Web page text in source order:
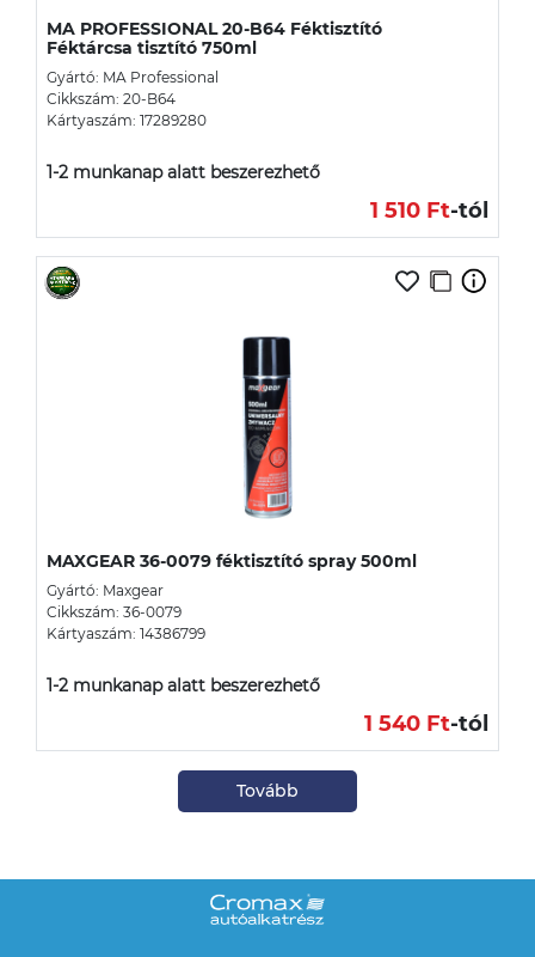
MA PROFESSIONAL 20-B64 Féktisztító
Féktárcsa tisztító 750ml
Gyártó: MA Professional
Cikkszám: 20-B64
Kártyaszám: 17289280
1-2 munkanap alatt beszerezhető
1 510 Ft-tól
MAXGEAR 36-0079 féktisztító spray 500ml
Gyártó: Maxgear
Cikkszám: 36-0079
Kártyaszám: 14386799
1-2 munkanap alatt beszerezhető
1 540 Ft-tól
Tovább